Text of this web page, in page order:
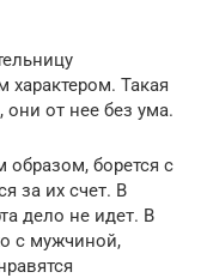
Такая
от нее без ума.
образом, борется с
за их счет. В
дело не идет. В
с мужчиной,